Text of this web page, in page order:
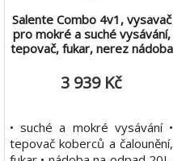
Salente Combo 4v1, vysavač
pro mokré a suché vysávání,
tepovač, fukar, nerez nádoba
3 939 Kč
• suché a mokré vysávání •
tepovač koberců a čalounění,